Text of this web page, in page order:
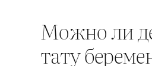
Можно ли
тату